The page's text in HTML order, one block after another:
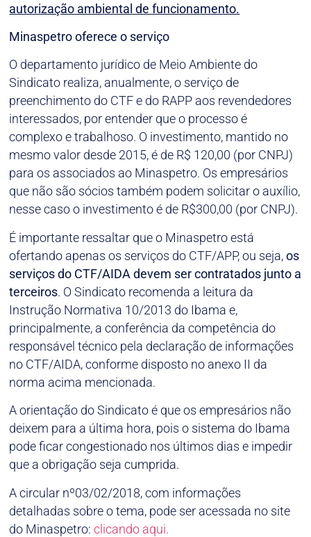
autorização ambiental de funcionamento.
Minaspetro oferece o serviço
O departamento jurídico de Meio Ambiente do
Sindicato realiza, anualmente, o serviço de
preenchimento do CTF e do RAPP aos revendedores
interessados, por entender que o processo é
complexo e trabalhoso. O investimento, mantido no
mesmo valor desde 2015, é de R$ 120,00 (por CNPJ)
para os associados ao Minaspetro. Os empresários
que não são sócios também podem solicitar o auxílio,
nesse caso o investimento é de R$300,00 (por CNPJ).
É importante ressaltar que o Minaspetro está
ofertando apenas os serviços do CTF/APP, ou seja,os
serviços do CTF/AIDA devem ser contratados junto a
terceiros. O Sindicato recomenda a leitura da
Instrução Normativa 10/2013 do Ibama e,
principalmente, a conferência da competência do
responsável técnico pela declaração de informações
no CTF/AIDA, conforme disposto no anexo II da
norma acima mencionada.
A orientação do Sindicato é que os empresários não
deixem para a última hora, pois o sistema do Ibama
pode ficar congestionado nos últimos dias e impedir
que a obrigação seja cumprida.
A circular nº03/02/2018, com informações
detalhadas sobre o tema, pode ser acessada no site
do Minaspetro:clicando aqui.